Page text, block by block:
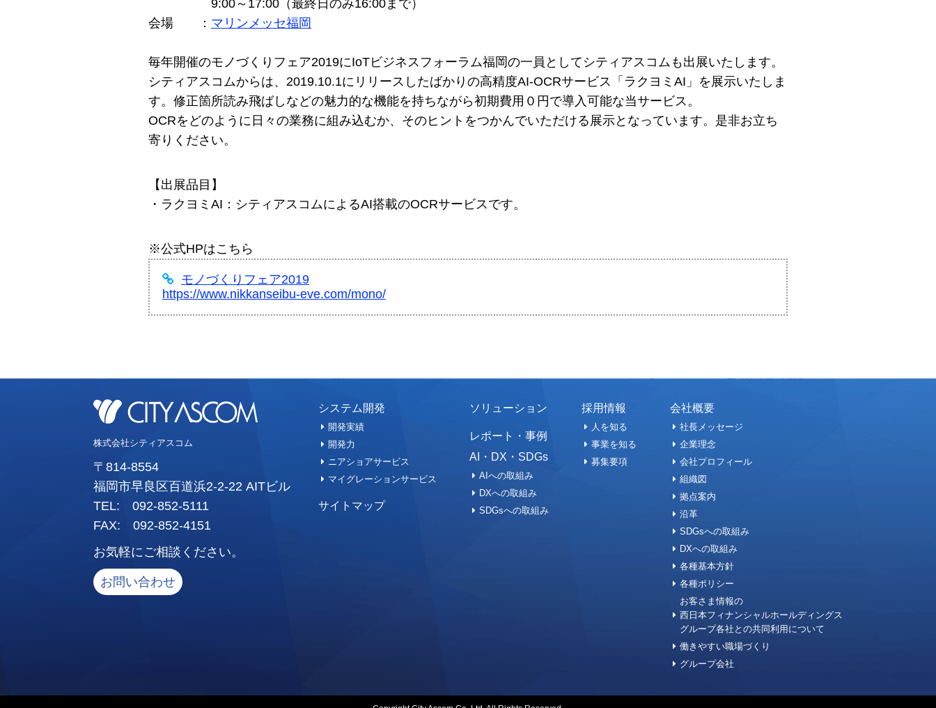
9:00～17:00（最終日のみ16:00まで）
会場 ： マリンメッセ福岡
毎年開催のモノづくりフェア2019にIoTビジネスフォーラム福岡の一員としてシティアスコムも出展いたします。
シティアスコムからは、2019.10.1にリリースしたばかりの高精度AI-OCRサービス「ラクヨミAI」を展示いたしま
す。修正箇所読み飛ばしなどの魅力的な機能を持ちながら初期費用０円で導入可能な当サービス。
OCRをどのように日々の業務に組み込むか、そのヒントをつかんでいただける展示となっています。是非お立ち
寄りください。
【出展品目】
・ラクヨミAI：シティアスコムによるAI搭載のOCRサービスです。
※公式HPはこちら
モノづくりフェア2019
https://www.nikkanseibu-eve.com/mono/
株式会社シティアスコム
〒814-8554
福岡市早良区百道浜2-2-22 AITビル
TEL: 092-852-5111
FAX: 092-852-4151
お気軽にご相談ください。
お問い合わせ
システム開発
開発実績
開発力
ニアショアサービス
マイグレーションサービス
サイトマップ
ソリューション
レポート・事例
AI・DX・SDGs
AIへの取組み
DXへの取組み
SDGsへの取組み
採用情報
人を知る
事業を知る
募集要項
会社概要
社長メッセージ
企業理念
会社プロフィール
組織図
拠点案内
沿革
SDGsへの取組み
DXへの取組み
各種基本方針
各種ポリシー
お客さま情報の
西日本フィナンシャルホールディングス
グループ各社との共同利用について
働きやすい職場づくり
グループ会社